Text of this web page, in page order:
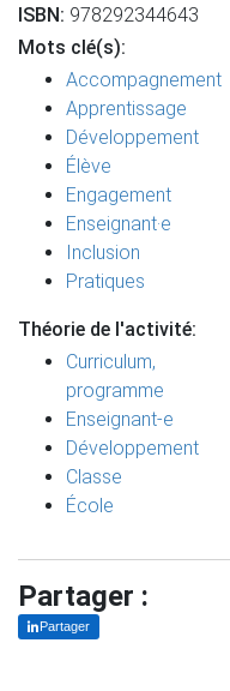
ISBN: 978292344643
Mots clé(s):
Accompagnement
Apprentissage
Développement
Élève
Engagement
Enseignant·e
Inclusion
Pratiques
Théorie de l'activité:
Curriculum,
programme
Enseignant-e
Développement
Classe
École
Partager :
Partager